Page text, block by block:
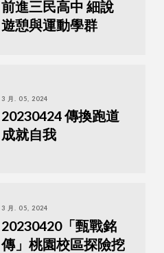
前進三民高中 細說
遊憩與運動學群
3 月. 05, 2024
20230424 傳換跑道
成就自我
3 月. 05, 2024
20230420「甄戰銘
傳」桃園校區探險挖